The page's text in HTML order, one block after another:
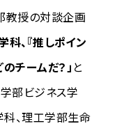
教授の対談企画
科、『推しポイン
チームだ？」 と
部ビジネス学
科、理工学部生命